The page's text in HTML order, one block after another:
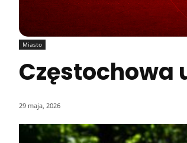
Miasto
Częstochowa
29 maja, 2026